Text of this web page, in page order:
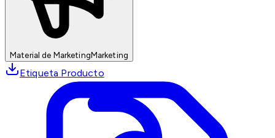
Material de MarketingMarketing
Etiqueta Producto